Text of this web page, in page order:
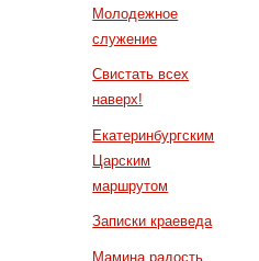
Молодежное
служение
Свистать всех
наверх!
Екатеринбургским
Царским
маршрутом
Записки краеведа
Мамина радость